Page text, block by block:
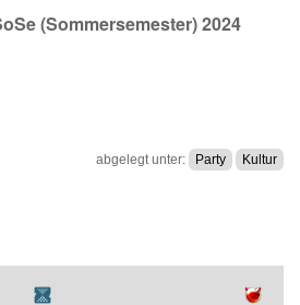
(Sommersemester) 2024
abgelegt unter: Party Kultur